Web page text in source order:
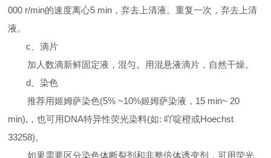
000 r/min的速度离心5 min ，弃去上清液。重复一次，弃去上清
液。
c 、滴片
加人数滴新鲜固定液，混匀。用混悬液滴片，自然干燥。
d 、染色
推荐用姬姆萨染色(5% ~10%姬姆萨染液， 15 min~ 20
min), ，也可用DNA特异性荧光染料(如: 吖啶橙或Hoechst
33258)。
如果需要区分染色体断裂剂和非整倍体诱变剂，可用荧光